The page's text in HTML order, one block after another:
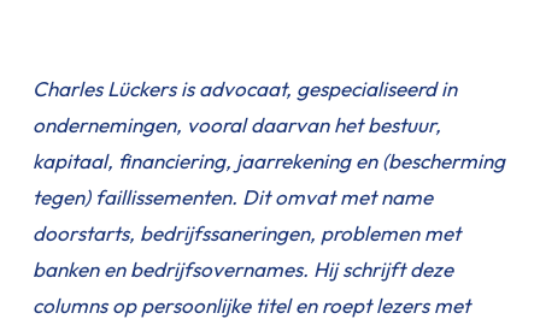
Charles Lückers is advocaat, gespecialiseerd in
ondernemingen, vooral daarvan het bestuur,
kapitaal, financiering, jaarrekening en (bescherming
tegen) faillissementen. Dit omvat met name
doorstarts, bedrijfssaneringen, problemen met
banken en bedrijfsovernames. Hij schrijft deze
columns op persoonlijke titel en roept lezers met